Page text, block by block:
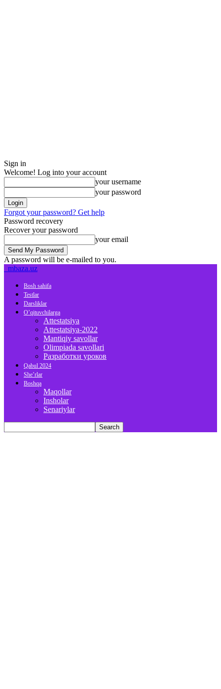
Sign in
Welcome! Log into your account
your username
your password
Forgot your password? Get help
Password recovery
Recover your password
your email
A password will be e-mailed to you.
mbaza.uz
Bosh sahifa
Testlar
Darsliklar
O’qituvchilarga
Attestatsiya
Attestatsiya-2022
Mantiqiy savollar
Olimpiada savollari
Разработки уроков
Qabul 2024
She’rlar
Boshqa
Maqollar
Insholar
Senariylar